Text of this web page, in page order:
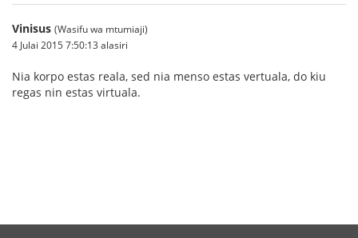
Vinisus (Wasifu wa mtumiaji)
4 Julai 2015 7:50:13 alasiri
Nia korpo estas reala, sed nia menso estas vertuala, do kiu
regas nin estas virtuala.